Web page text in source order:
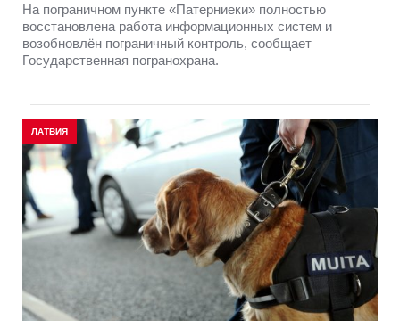
На пограничном пункте «Патерниеки» полностью
восстановлена работа информационных систем и
возобновлён пограничный контроль, сообщает
Государственная погранохрана.
ЛАТВИЯ